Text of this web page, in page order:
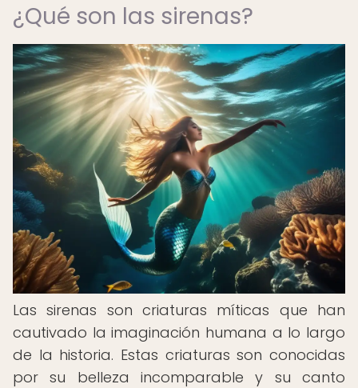
¿Qué son las sirenas?
Las sirenas son criaturas míticas que han
cautivado la imaginación humana a lo largo
de la historia. Estas criaturas son conocidas
por su belleza incomparable y su canto